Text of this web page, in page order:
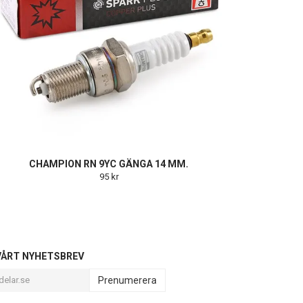
CHAMPION RN 9YC GÄNGA 14 MM.
95 kr
NYHETSBREV
Prenumerera